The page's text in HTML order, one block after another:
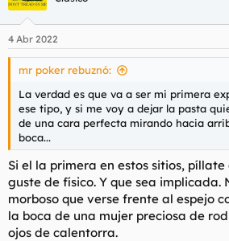
4 Abr 2022
mr poker rebuznó:
La verdad es que va a ser mi primera
ese tipo, y si me voy a dejar la pasta
de una cara perfecta mirando hacia
boca...
Si el la primera en estos sitios,
guste de físico. Y que sea implicada.
morboso que verse frente al espejo
la boca de una mujer preciosa de
ojos de calentorra.